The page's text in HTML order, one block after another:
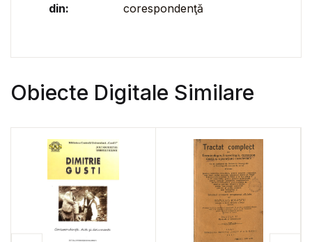
din:
corespondenţă
Obiecte Digitale Similare